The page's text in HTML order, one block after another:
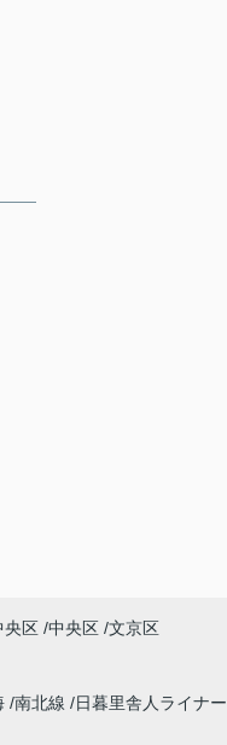
央区 中央区 文京区
南北線 日暮里舎人ライナー